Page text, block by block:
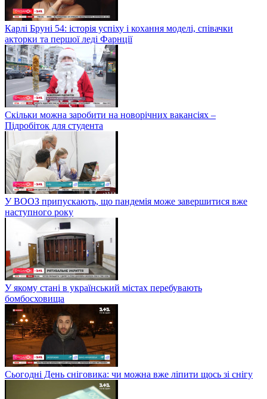
Карлі Бруні 54: історія успіху і кохання моделі, співачки
акторки та першої леді Фарнції
Скільки можна заробити на новорічних вакансіях –
Підробіток для студента
У ВООЗ припускають, що пандемія може завершитися вже
наступного року
У якому стані в український містах перебувають
бомбосховища
Сьогодні День сніговика: чи можна вже ліпити щось зі снігу